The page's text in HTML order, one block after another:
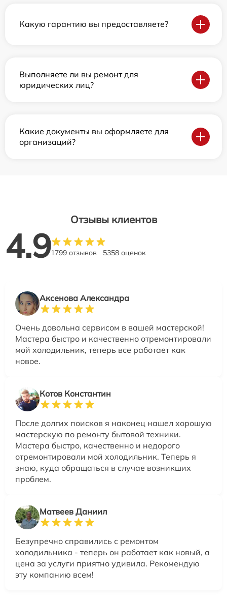
Какую гарантию вы предоставляете?
Выполняете ли вы ремонт для
юридических лиц?
Какие документы вы оформляете для
организаций?
Отзывы клиентов
4.91799 отзывов 5358 оценок
Аксенова Александра
Очень довольна сервисом в вашей мастерской!
Мастера быстро и качественно отремонтировали
мой холодильник, теперь все работает как
новое.
Котов Константин
После долгих поисков я наконец нашел хорошую
мастерскую по ремонту бытовой техники.
Мастера быстро, качественно и недорого
отремонтировали мой холодильник. Теперь я
знаю, куда обращаться в случае возникших
проблем.
Матвеев Даниил
Безупречно справились с ремонтом
холодильника - теперь он работает как новый, а
цена за услуги приятно удивила. Рекомендую
эту компанию всем!